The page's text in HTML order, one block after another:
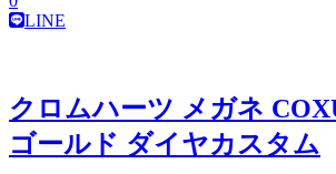
LINE
クロムハーツ メガネ
ゴールド ダイヤカスタム